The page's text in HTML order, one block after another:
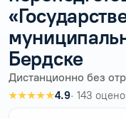
Бердске
Дистанционно без
★★★★★4.9· 143